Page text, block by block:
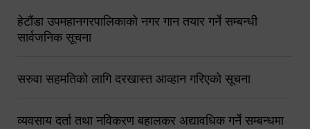
हेटौंडा उपमहानगरपालिकाको नगर गान तयार गर्ने सम्बन्धी
सार्वजनिक सूचना
सरुवा सहमतिको लागि दरखास्त आव्हान गरिएको सूचना
व्यवसाय दर्ता तथा नविकरण बहालकर अद्यावधिक गर्ने सम्बन्धमा